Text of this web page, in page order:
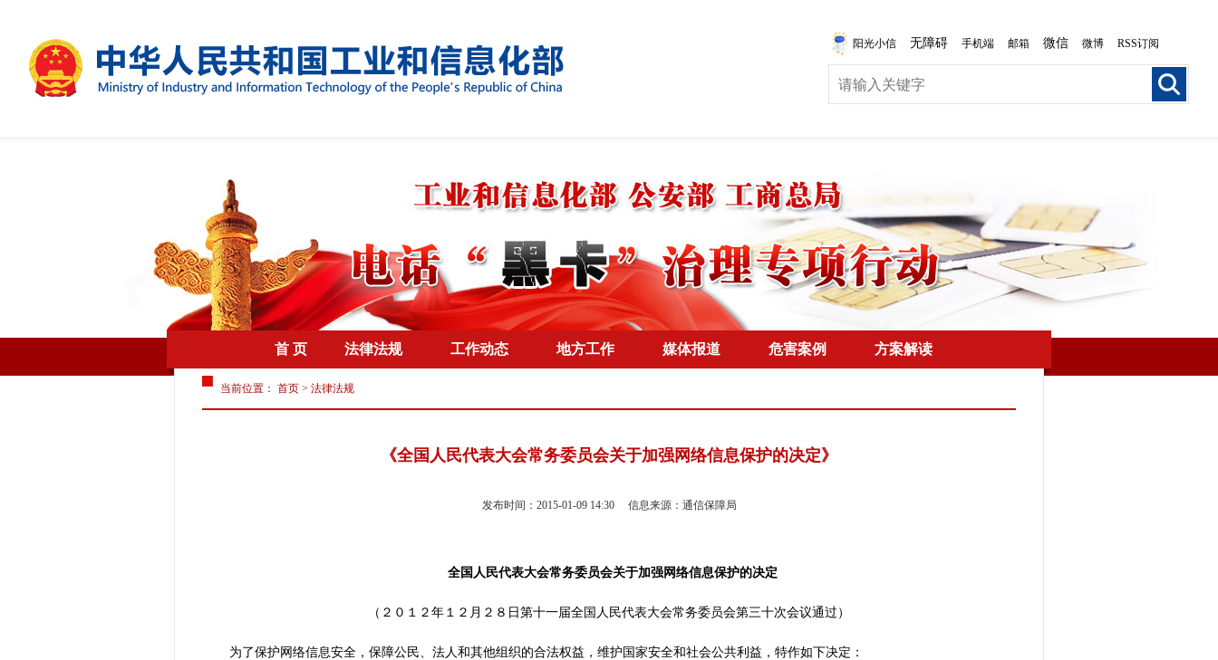
阳光小信 无障碍 手机端 邮箱 微信 微博 RSS订阅
首 页 法律法规 工作动态 地方工作 媒体报道 危害案例 方案解读
当前位置： 首页 > 法律法规
《全国人民代表大会常务委员会关于加强网络信息保护的决定》
发布时间：2015-01-09 14:30 信息来源：通信保障局
全国人民代表大会常务委员会关于加强网络信息保护的决定
（２０１２年１２月２８日第十一届全国人民代表大会常务委员会第三十次会议通过）
为了保护网络信息安全，保障公民、法人和其他组织的合法权益，维护国家安全和社会公共利益，特作如下决定：